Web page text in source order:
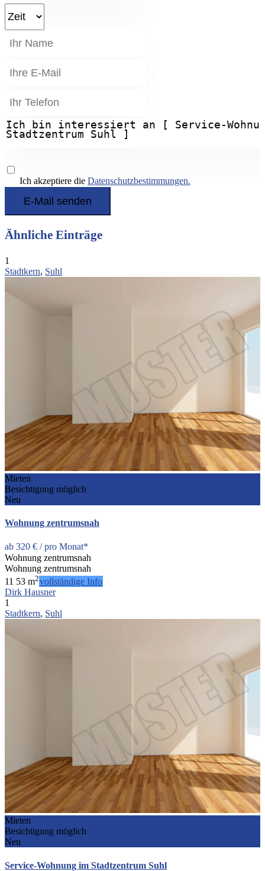
Ich akzeptiere die Datenschutzbestimmungen.
Ähnliche Einträge
1
Stadtkern, Suhl
Mieten
Besichtigung möglich
Neu
Wohnung zentrumsnah
ab 320 € / pro Monat*
Wohnung zentrumsnah
Wohnung zentrumsnah
11 53 m2vollständige Info
Dirk Hausner
1
Stadtkern, Suhl
Mieten
Besichtigung möglich
Neu
Service-Wohnung im Stadtzentrum Suhl